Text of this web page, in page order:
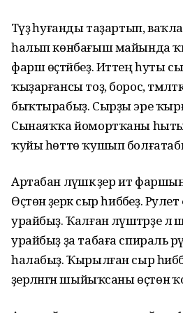
Тәүҙә һуғанды таҙартып,
һалып көнбағыш майында
фарш өҫтәйбеҙ. Иттең һуты
ҡыҙарғансы тоҙ, борос,
быҡтырабыҙ. Сырҙы эре
Сынаяҡҡа йомортҡаны
ҡуйы һөттө ҡушып
Артабан ләүәшкә әҙер ит
Өҫтөнә әҙерәк сыр һибәбеҙ.
урайбыҙ. Ҡалған ләүәштәрҙе
урайбыҙ ҙа табаға спираль
һалабыҙ. Ҡырылған сыр
әҙерләнгән шыйыҡсаны өҫтөнә